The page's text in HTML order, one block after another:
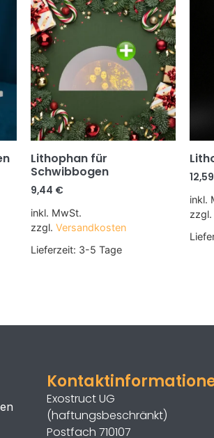
Lithophan für
Schwibbogen
9,44 €
inkl. MwSt.
zzgl. Versandkosten
Lieferzeit: 3-5 Tage
12,59
inkl.
zzgl.
Exostruct UG
(haftungsbeschränkt)
Postfach 710107